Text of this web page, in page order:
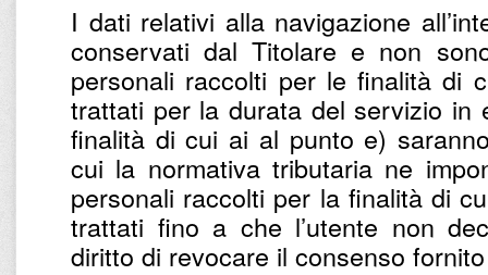
I dati relativi alla navigazione
conservati dal Titolare e non
personali raccolti per le finalità di
trattati per la durata del servizio in
finalità di cui ai al punto e)
cui la normativa tributaria ne
personali raccolti per la finalità di
trattati fino a che l’utente non
diritto di revocare il consenso